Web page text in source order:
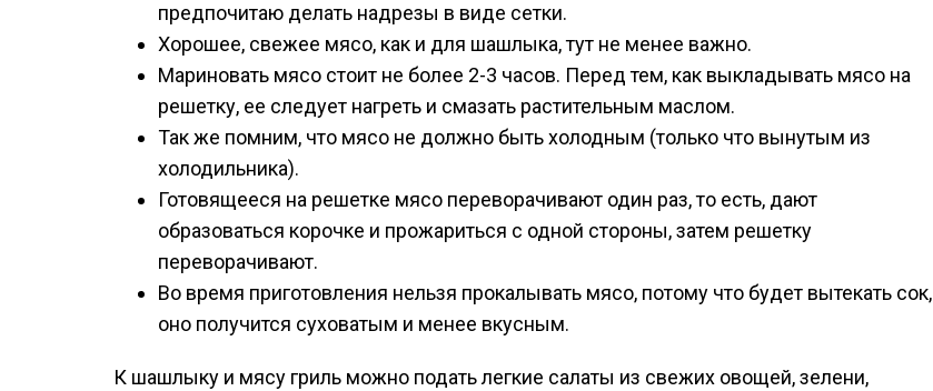
предпочитаю делать надрезы в виде сетки.
Хорошее, свежее мясо, как и для шашлыка, тут не менее важно.
Мариновать мясо стоит не более 2-3 часов. Перед тем, как выкладывать мясо на
решетку, ее следует нагреть и смазать растительным маслом.
Так же помним, что мясо не должно быть холодным (только что вынутым из
холодильника).
Готовящееся на решетке мясо переворачивают один раз, то есть, дают
образоваться корочке и прожариться с одной стороны, затем решетку
переворачивают.
Во время приготовления нельзя прокалывать мясо, потому что будет вытекать сок,
оно получится суховатым и менее вкусным.
К шашлыку и мясу гриль можно подать легкие салаты из свежих овощей, зелени,